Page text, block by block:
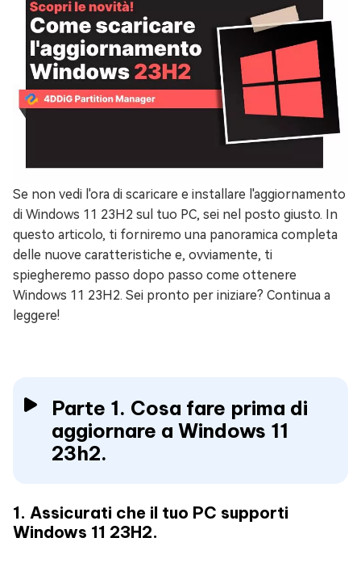
Se non vedi l'ora di scaricare e installare l'aggiornamento
di Windows 11 23H2 sul tuo PC, sei nel posto giusto. In
questo articolo, ti forniremo una panoramica completa
delle nuove caratteristiche e, ovviamente, ti
spiegheremo passo dopo passo come ottenere
Windows 11 23H2. Sei pronto per iniziare? Continua a
leggere!
Parte 1. Cosa fare prima di
aggiornare a Windows 11
23h2.
1. Assicurati che il tuo PC supporti
Windows 11 23H2.